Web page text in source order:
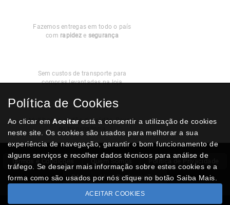
Fazemos entregas em todo o país
com rapideze segurança
Sem custos de transporte para
compras levantadas na loja
Modos dePagamento
Multibanco, cartão de crédito, Paypal
ou transferência
Termos e Condições Politica de Privacidade
RAL Livro Reclamações
Política de Cookies
Ao clicar emAceitarestá a consentir a utilização de cookies
neste site. Os cookies são usados para melhorar a sua
experiência de navegação, garantir o bom funcionamento de
alguns serviços e recolher dados técnicos para análise de
tráfego. Se desejar mais informação sobre estes cookies e a
forma como são usados por nós clique no botão Saiba Mais.
ACEITAR COOKIES